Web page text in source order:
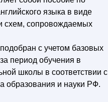
языка в виде
схем, сопровождаемых
с учетом базовых
период обучения в
школы в соответствии с
образования и науки РФ.